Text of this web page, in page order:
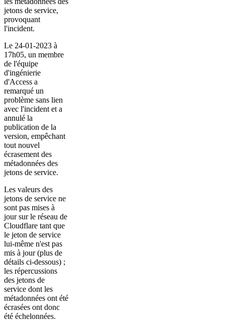
jetons de service,
provoquant
l'incident.
Le 24-01-2023 à
17h05, un membre
de l'équipe
d'ingénierie
d'Access a
remarqué un
problème sans lien
avec l'incident et a
annulé la
publication de la
version, empêchant
tout nouvel
écrasement des
métadonnées des
jetons de service.
Les valeurs des
jetons de service ne
sont pas mises à
jour sur le réseau de
Cloudflare tant que
le jeton de service
lui-même n'est pas
mis à jour (plus de
détails ci-dessous) ;
les répercussions
des jetons de
service dont les
métadonnées ont été
écrasées ont donc
été échelonnées.